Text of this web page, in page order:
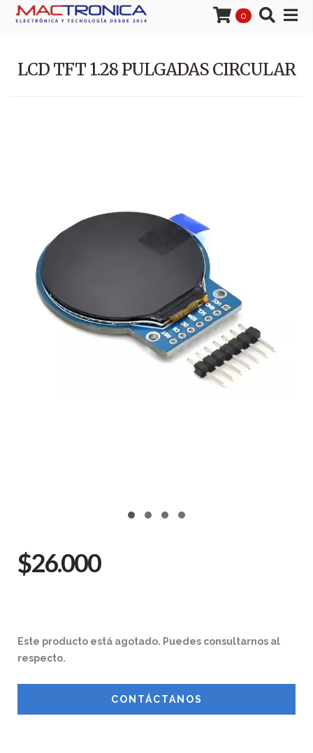
0
LCD TFT 1.28 PULGADAS CIRCULAR
$26.000
Este producto está agotado. Puedes consultarnos al
respecto.
CONTÁCTANOS